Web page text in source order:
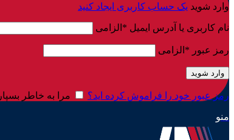
وارد شوید یک حساب کاربری ایجاد کنید
نام کاربری یا آدرس ایمیل * الزامی
رمز عبور * الزامی
وارد شوید
رمز عبور خود را فراموش کرده اید؟ مرا به خاطر بسپار
منو